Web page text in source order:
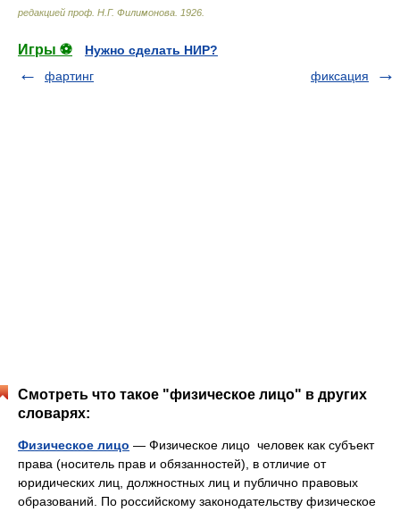
редакцией проф. Н.Г. Филимонова 1926
Игры ⚽
Нужно сделать НИР?
фартинг
фиксация
Смотреть что такое "физическое лицо" в других
словарях:
Физическое лицо — Физическое лицо человек как субъект
права (носитель прав и обязанностей), в отличие от
юридических лиц, должностных лиц и публично правовых
образований. По российскому законодательству физическое